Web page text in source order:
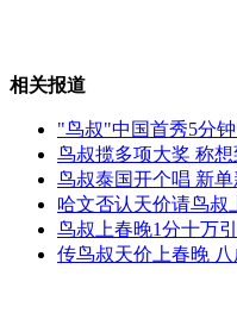
网友归纳太原出租车
六旬老人欲劝架遭暴
相关报道
"鸟叔"中国首秀5分
鸟叔揽多项大奖 称
鸟叔泰国开个唱 新
哈文否认天价请鸟叔
鸟叔上春晚1分十万
传鸟叔天价上春晚